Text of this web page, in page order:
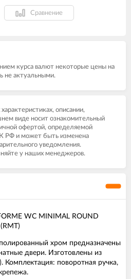
Сравнение
курса валют некоторые цены на
не актуальными.
описании,
виде носит ознакомительный
офертой, определяемой
РФ и может быть изменена
уведомления.
у наших менеджеров.
WC MINIMAL ROUND
хром предназначены
двери. Изготовлены из
Комплектация: поворотная ручка,